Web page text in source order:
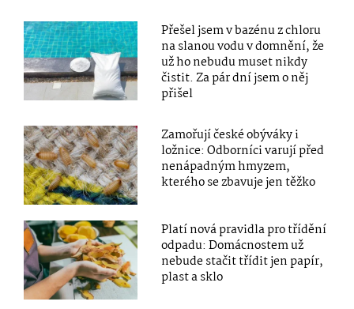
Přešel jsem v bazénu z chloru
na slanou vodu v domnění, že
už ho nebudu muset nikdy
čistit. Za pár dní jsem o něj
přišel
Zamořují české obýváky i
ložnice: Odborníci varují před
nenápadným hmyzem,
kterého se zbavuje jen těžko
Platí nová pravidla pro třídění
odpadu: Domácnostem už
nebude stačit třídit jen papír,
plast a sklo